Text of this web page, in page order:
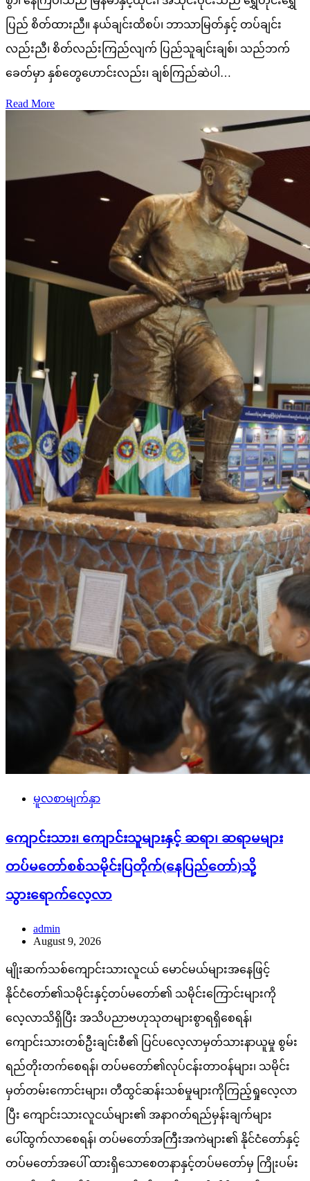
ပြည် စိတ်ထားညီ။ နယ်ချင်းထိစပ်၊ ဘာသာမြတ်နှင့် တပ်ချင်း
လည်းညီ၊ စိတ်လည်းကြည်လျက် ပြည်သူချင်းချစ်၊ သည်ဘက်
ခေတ်မှာ နှစ်တွေဟောင်းလည်း၊ ချစ်ကြည်ဆဲပါ…
Read More
မူလစာမျက်နှာ
ကျောင်းသား၊ ကျောင်းသူများနှင့် ဆရာ၊ ဆရာမများ
တပ်မတော်စစ်သမိုင်းပြတိုက်(နေပြည်တော်)သို့
သွားရောက်လေ့လာ
admin
August 9, 2026
မျိုးဆက်သစ်ကျောင်းသားလူငယ် မောင်မယ်များအနေဖြင့်
နိုင်ငံတော်၏သမိုင်းနှင့်တပ်မတော်၏ သမိုင်းကြောင်းများကို
လေ့လာသိရှိပြီး အသိပညာဗဟုသုတများစွာရရှိစေရန်၊
ကျောင်းသားတစ်ဦးချင်းစီ၏ ပြင်ပလေ့လာမှတ်သားနာယူမှု စွမ်း
ရည်တိုးတက်စေရန်၊ တပ်မတော်၏လုပ်ငန်းတာဝန်များ၊ သမိုင်း
မှတ်တမ်းကောင်းများ၊ တီထွင်ဆန်းသစ်မှုများကိုကြည့်ရှုလေ့လာ
ပြီး ကျောင်းသားလူငယ်များ၏ အနာဂတ်ရည်မှန်းချက်များ
ပေါ်ထွက်လာစေရန်၊ တပ်မတော်အကြီးအကဲများ၏ နိုင်ငံတော်နှင့်
တပ်မတော်အပေါ် ထားရှိသောစေတနာနှင့်တပ်မတော်မှ ကြိုးပမ်း